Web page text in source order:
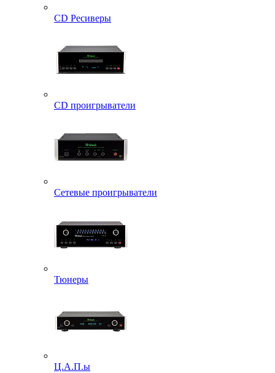
CD Ресиверы
CD проигрыватели
Сетевые проигрыватели
Тюнеры
Ц.А.П.ы